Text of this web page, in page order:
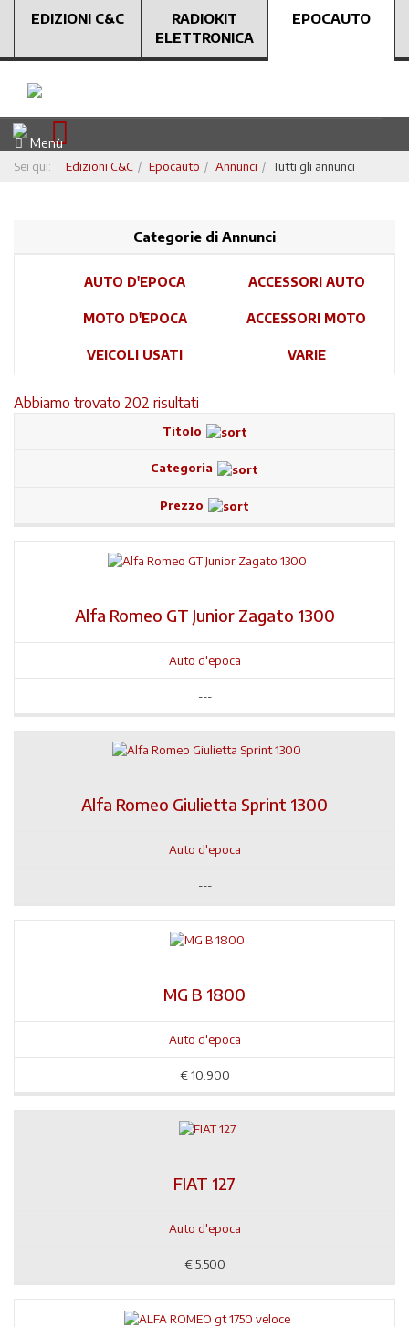
EDIZIONI C&C
RADIOKIT
ELETTRONICA
EPOCAUTO
Menù
Sei qui: Edizioni C&C Epocauto Annunci Tutti gli annunci
Categorie di Annunci
AUTO D'EPOCA ACCESSORI AUTO
MOTO D'EPOCA ACCESSORI MOTO
VEICOLI USATI VARIE
Abbiamo trovato 202 risultati
Titolo
Categoria
Prezzo
Alfa Romeo GT Junior Zagato 1300
Auto d'epoca
---
Alfa Romeo Giulietta Sprint 1300
Auto d'epoca
---
MG B 1800
Auto d'epoca
€ 10.900
FIAT 127
Auto d'epoca
€ 5.500